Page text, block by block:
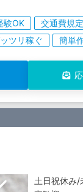
験OK
交通費規
ツリ稼ぐ 簡単
土日祝休み/